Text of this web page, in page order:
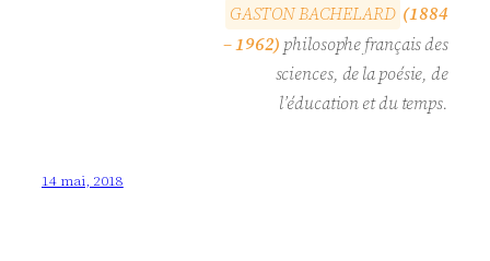
GASTONBACHELARD (1884
– 1962) philosophe français des
sciences, de la poésie, de
l’éducation et du temps.
14 mai, 2018